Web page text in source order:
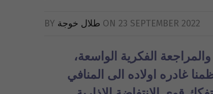
BY طلال خوجة ON 23 SEPTEMBER 2022
الفكرية الواسعة،
غادره اولاده الى المنافي